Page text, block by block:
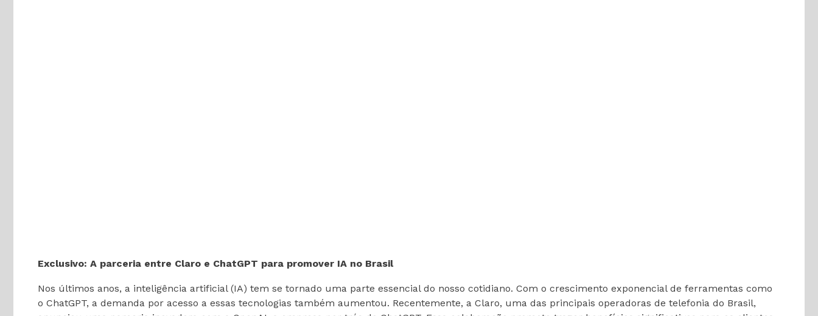
Exclusivo: A parceria entre Claro e ChatGPT para promover IA no Brasil
Nos últimos anos, a inteligência artificial (IA) tem se tornado uma parte essencial do nosso cotidiano. Com o crescimento exponencial de ferramentas como
o ChatGPT, a demanda por acesso a essas tecnologias também aumentou. Recentemente, a Claro, uma das principais operadoras de telefonia do Brasil,